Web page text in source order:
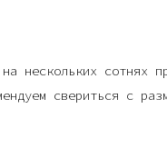
нескольких сотнях
свериться с